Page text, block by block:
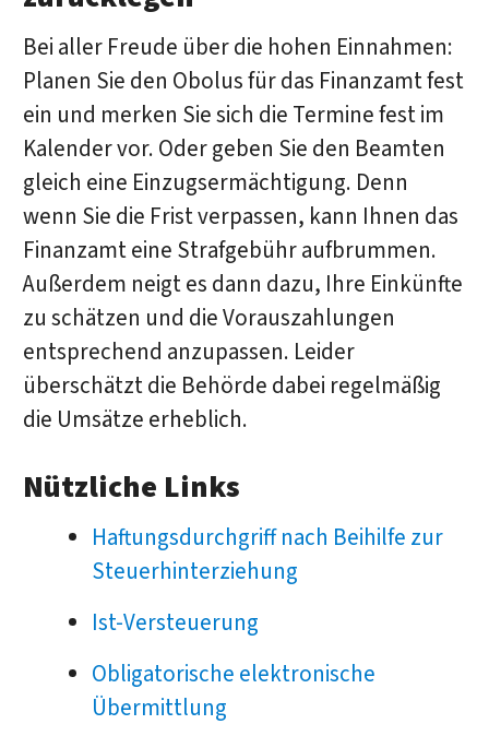
Bei aller Freude über die hohen Einnahmen:
Planen Sie den Obolus für das Finanzamt fest
ein und merken Sie sich die Termine fest im
Kalender vor. Oder geben Sie den Beamten
gleich eine Einzugsermächtigung. Denn
wenn Sie die Frist verpassen, kann Ihnen das
Finanzamt eine Strafgebühr aufbrummen.
Außerdem neigt es dann dazu, Ihre Einkünfte
zu schätzen und die Vorauszahlungen
entsprechend anzupassen. Leider
überschätzt die Behörde dabei regelmäßig
die Umsätze erheblich.
Nützliche Links
Haftungsdurchgriff nach Beihilfe zur
Steuerhinterziehung
Ist-Versteuerung
Obligatorische elektronische
Übermittlung